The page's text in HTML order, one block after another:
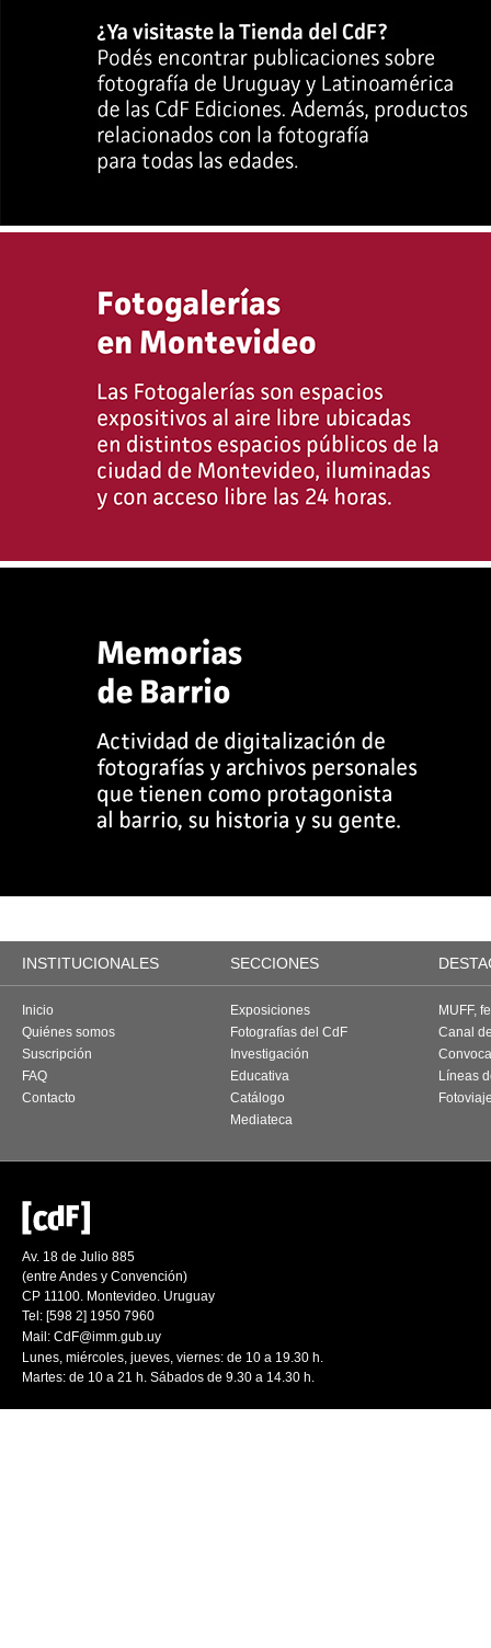
INSTITUCIONALES SECCIONES
Inicio
Quiénes somos
Suscripción
FAQ
Contacto
Exposiciones
Fotografías del CdF
Investigación
Educativa
Catálogo
Mediateca
MUFF,
Canal
Líneas
Av. 18 de Julio 885
(entre Andes y Convención)
CP 11100. Montevideo. Uruguay
Tel: [598 2] 1950 7960
Mail: CdF@imm.gub.uy
Lunes, miércoles, jueves, viernes: de 10 a 19.30 h.
Martes: de 10 a 21 h. Sábados de 9.30 a 14.30 h.